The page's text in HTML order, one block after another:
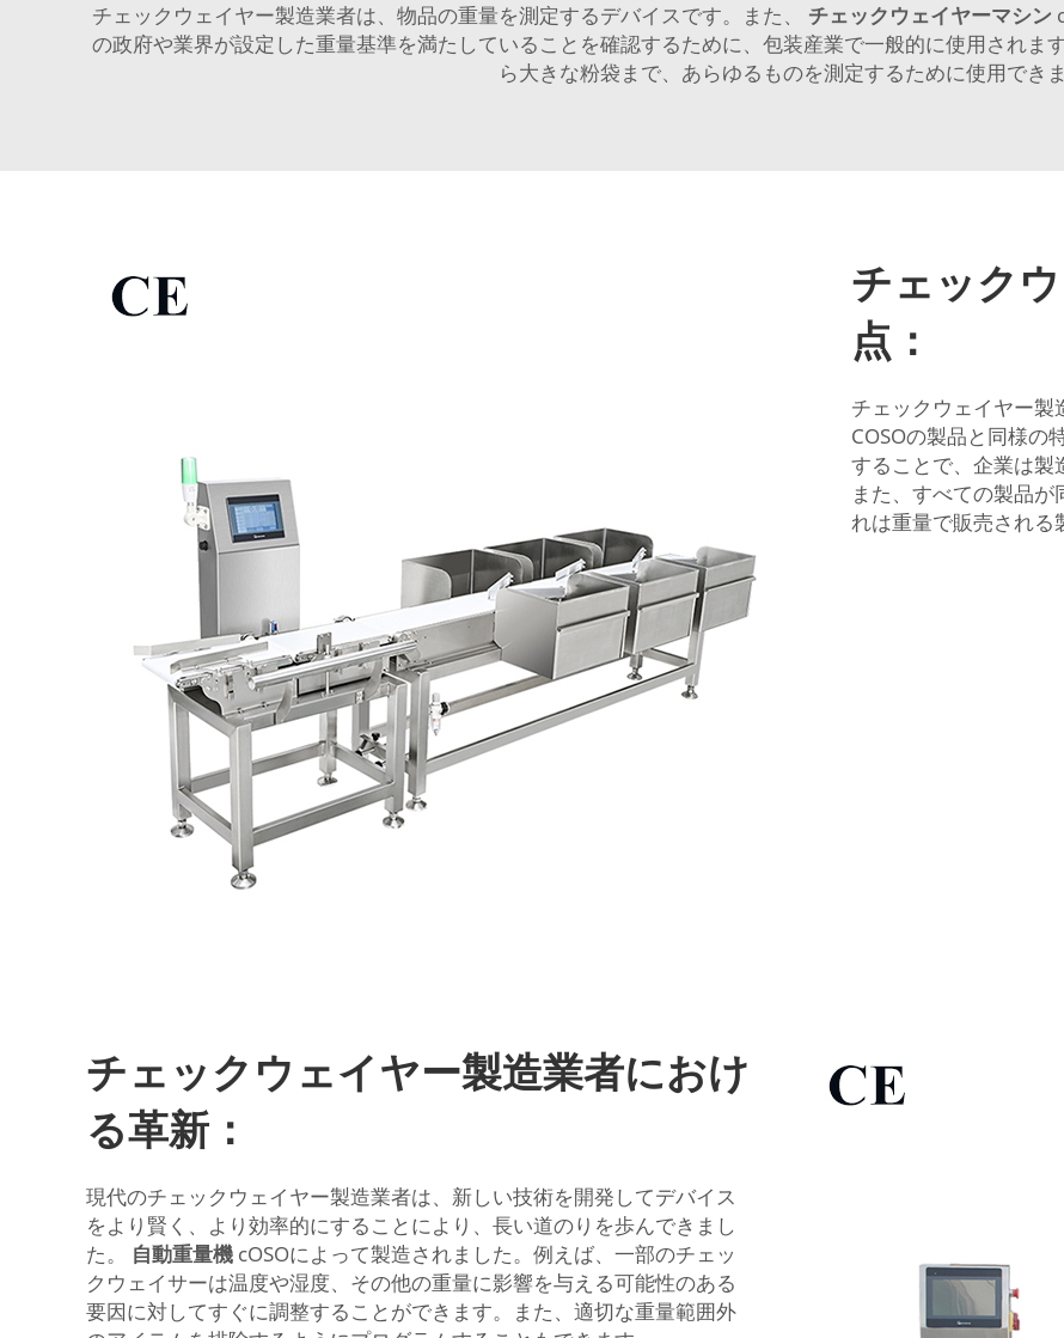
チェックウェイヤー製造業者は、物品の重量を測定するデバイスです。また、 チェックウェイヤーマシン
の政府や業界が設定した重量基準を満たしていることを確認するために、包装産業で一般的に使用されま
ら大きな粉袋まで、あらゆるものを測定するために使用できま
チェック
点：
チェックウェイヤー製
COSOの製品と同様の
することで、企業は製
また、すべての製品
れは重量で販売される
チェックウェイヤー製造業者におけ
る革新：
現代のチェックウェイヤー製造業者は、新しい技術を開発してデバイス
をより賢く、より効率的にすることにより、長い道のりを歩んできまし
た。 自動重量機 cOSOによって製造されました。例えば、一部のチェッ
クウェイサーは温度や湿度、その他の重量に影響を与える可能性のある
要因に対してすぐに調整することができます。また、適切な重量範囲外